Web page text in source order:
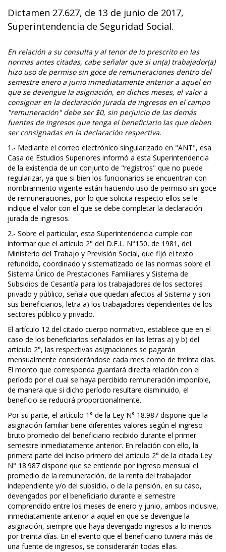
Dictamen 27.627, de 13 de junio de 2017,
Superintendencia de Seguridad Social.
En relación a su consulta y al tenor de lo prescrito en las
normas antes citadas, cabe señalar que si un(a) trabajador(a)
hizo uso de permiso sin goce de remuneraciones dentro del
semestre enero a junio inmediatamente anterior a aquel en
que se devengue la asignación, en dichos meses, el valor a
consignar en la declaración jurada de ingresos en el campo
"remuneración" debe ser $0, sin perjuicio de las demás
fuentes de ingresos que tenga el beneficiario las que deben
ser consignadas en la declaración respectiva.
1.- Mediante el correo electrónico singularizado en "ANT", esa
Casa de Estudios Superiores informó a esta Superintendencia
de la existencia de un conjunto de "registros" que no puede
regularizar, ya que si bien los funcionarios se encuentran con
nombramiento vigente están haciendo uso de permiso sin goce
de remuneraciones, por lo que solicita respecto ellos se le
indique el valor con el que se debe completar la declaración
jurada de ingresos.
2.- Sobre el particular, esta Superintendencia cumple con
informar que el artículo 2° del D.F.L. N°150, de 1981, del
Ministerio del Trabajo y Previsión Social, que fijó el texto
refundido, coordinado y sistematizado de las normas sobre el
Sistema Único de Prestaciones Familiares y Sistema de
Subsidios de Cesantía para los trabajadores de los sectores
privado y público, señala que quedan afectos al Sistema y son
sus beneficiarios, letra a) los trabajadores dependientes de los
sectores público y privado.
El artículo 12 del citado cuerpo normativo, establece que en el
caso de los beneficiarios señalados en las letras a) y b) del
artículo 2°, las respectivas asignaciones se pagarán
mensualmente considerándose cada mes como de treinta días.
El monto que corresponda guardará directa relación con el
período por el cual se haya percibido remuneración imponible,
de manera que si dicho período resultare disminuido, el
beneficio se reducirá proporcionalmente.
Por su parte, el artículo 1° de la Ley N° 18.987 dispone que la
asignación familiar tiene diferentes valores según el ingreso
bruto promedio del beneficiario recibido durante el primer
semestre inmediatamente anterior. En relación con ello, la
primera parte del inciso primero del artículo 2° de la citada Ley
N° 18.987 dispone que se entiende por ingreso mensual el
promedio de la remuneración, de la renta del trabajador
independiente y/o del subsidio, o de la pensión, en su caso,
devengados por el beneficiario durante el semestre
comprendido entre los meses de enero y junio, ambos inclusive,
inmediatamente anterior a aquel en que se devengue la
asignación, siempre que haya devengado ingresos a lo menos
por treinta días. En el evento que el beneficiario tuviera más de
una fuente de ingresos, se considerarán todas ellas.